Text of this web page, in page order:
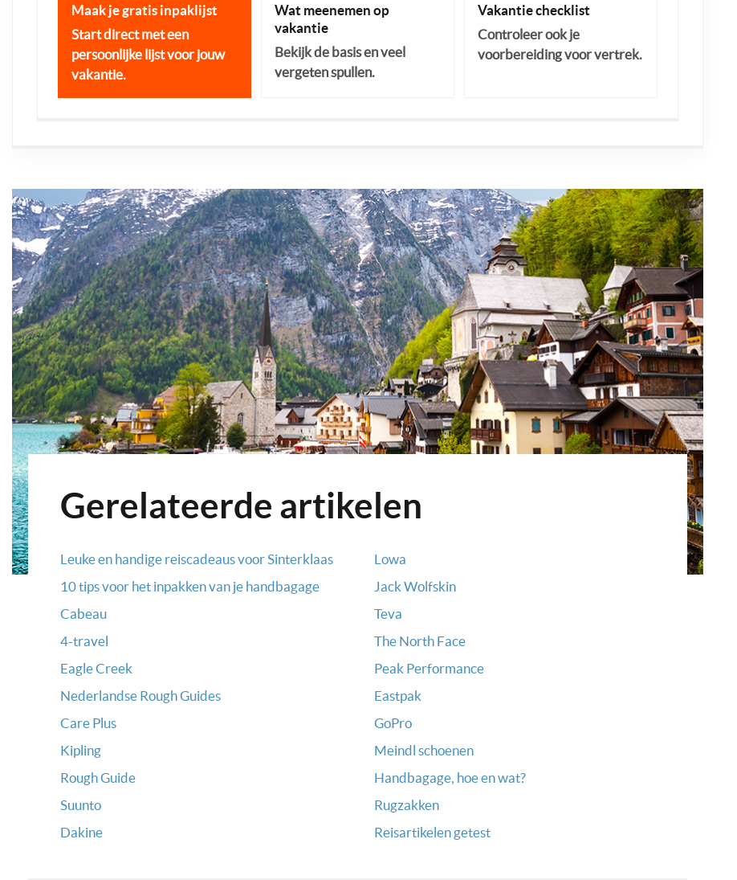
Maak je gratis inpaklijst
Start direct met een
persoonlijke lijst voor jouw
vakantie.
Wat meenemen op
vakantie
Bekijk de basis en veel
vergeten spullen.
Vakantie checklist
Controleer ook je
voorbereiding voor vertrek.
Gerelateerde artikelen
Leuke en handige reiscadeaus voor Sinterklaas
10 tips voor het inpakken van je handbagage
Cabeau
4-travel
Eagle Creek
Nederlandse Rough Guides
Care Plus
Kipling
Rough Guide
Suunto
Dakine
Lowa
Jack Wolfskin
Teva
The North Face
Peak Performance
Eastpak
GoPro
Meindl schoenen
Handbagage, hoe en wat?
Rugzakken
Reisartikelen getest